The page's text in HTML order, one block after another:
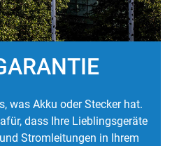
was Akku oder Stecker hat.
dass Ihre Lieblingsgeräte
Stromleitungen in Ihrem